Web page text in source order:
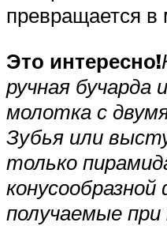
превращается в
Это интересно!
ручная
молотка с
Зубья или
только
получаемые